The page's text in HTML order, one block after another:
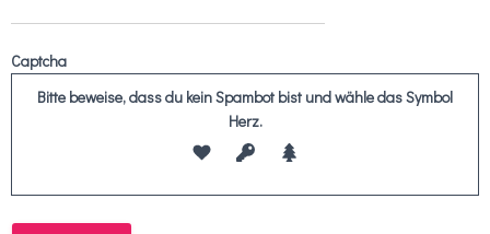
Captcha
Bitte beweise, dass du kein Spambot bist und wähle das Symbol
Herz.